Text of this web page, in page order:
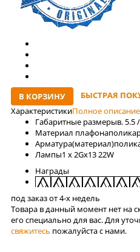
В КОРЗИНУ
БЫСТРАЯ
ХарактеристикиПолное описание
Габаритные размерыв. 5.5
Материал плафона
Арматура(материал)
Лaмпы1 x 2Gx13 22W
Награды
под заказ от 4-x недель
Товара в данный момент нет на
его специально для вас. Для
свяжитесь пожалуйста с нами.